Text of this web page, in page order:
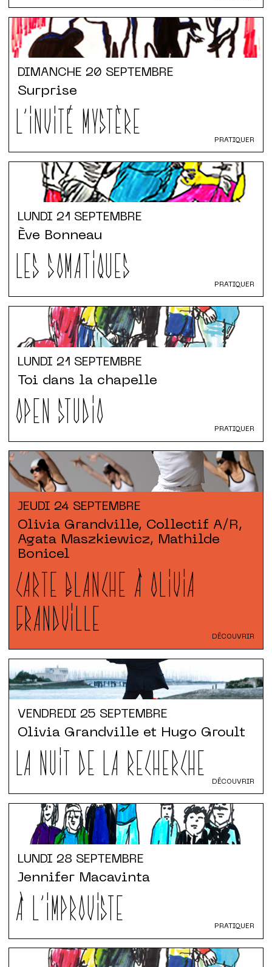
DIMANCHE 20 SEPTEMBRE
L'INVITÉ MYSTÈRE
Surprise
PRATIQUER
LUNDI 21 SEPTEMBRE
LES SOMATIQUES
Ève Bonneau
PRATIQUER
LUNDI 21 SEPTEMBRE
OPEN STUDIO
Toi dans la chapelle
PRATIQUER
JEUDI 24 SEPTEMBRE
CARTE BLANCHE À OLIVIA
GRANDVILLE
Olivia Grandville, Collectif A/R,
Agata Maszkiewicz, Mathilde
Bonicel
DÉCOUVRIR
VENDREDI 25 SEPTEMBRE
LA NUIT DE LA RECHERCHE
Olivia Grandville et Hugo Groult
DÉCOUVRIR
LUNDI 28 SEPTEMBRE
À L'IMPROVISTE
Jennifer Macavinta
PRATIQUER